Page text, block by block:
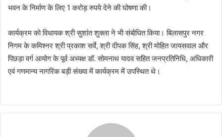
भवन के निर्माण के लिए 1 करोड़ रुपये देने की घोषणा की।
कार्यक्रम को विधायक श्री सुशांत शुक्ला ने भी संबोधित किया। बिलासपुर नगर
निगम के कमिश्नर श्री प्रकाश सर्वे, श्री दीपक सिंह, श्री मोहित जायसवाल और
पिछड़ा वर्ग आयोग के पूर्व अध्यक्ष डॉ. सोमनाथ यादव सहित जनप्रतिनिधि, अधिकारी
एवं गणमान्य नागरिक बड़ी संख्या में कार्यक्रम में उपस्थित थे।